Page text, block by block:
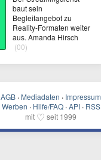
baut sein
Begleitangebot zu
Reality-Formaten weiter
aus. Amanda Hirsch
(00)
AGB · Mediadaten · Impressum
Werben · Hilfe/FAQ · API · RSS
mit ♡ seit 1999